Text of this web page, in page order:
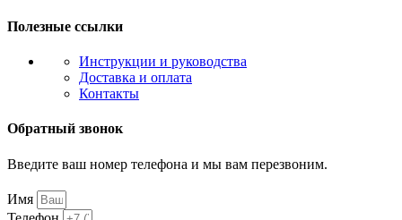
Полезные ссылки
Инструкции и руководства
Доставка и оплата
Контакты
Обратный звонок
Введите ваш номер телефона и мы вам перезвоним.
Имя